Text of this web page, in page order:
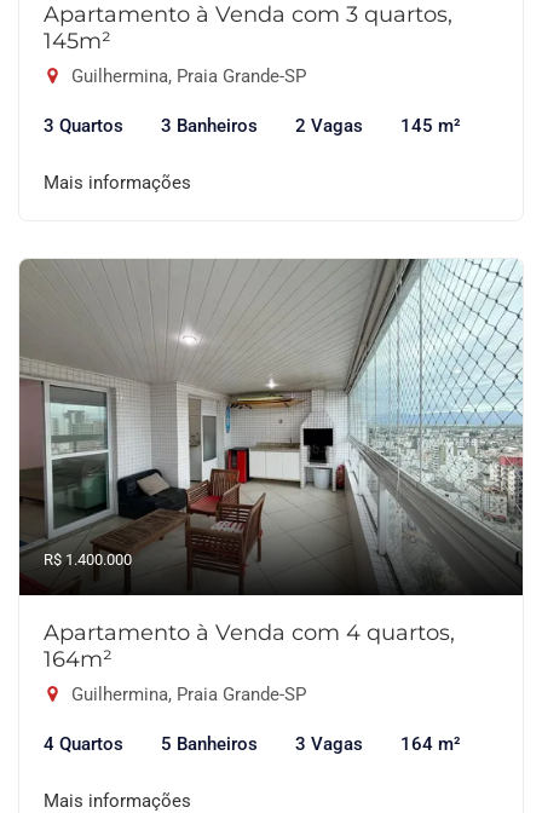
Apartamento à Venda com 3 quartos,
145m²
Guilhermina, Praia Grande-SP
3 Quartos 3 Banheiros 2 Vagas 145 m²
Mais informações
R$ 1.400.000
Apartamento à Venda com 4 quartos,
164m²
Guilhermina, Praia Grande-SP
4 Quartos 5 Banheiros 3 Vagas 164 m²
Mais informações